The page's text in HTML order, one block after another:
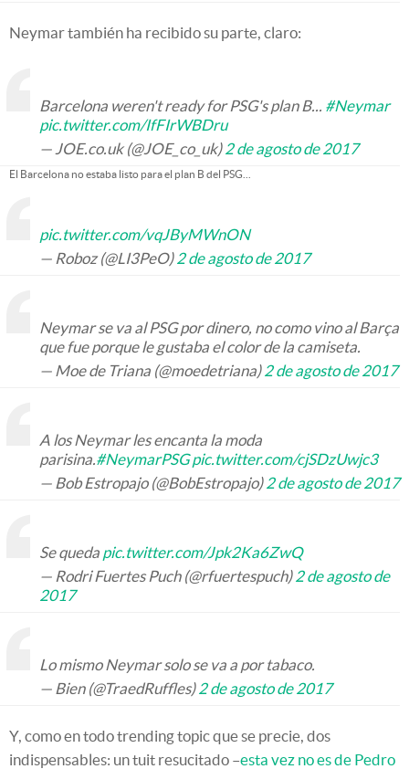
Neymar también ha recibido su parte, claro:
Barcelona weren't ready for PSG's plan B... #Neymar
pic.twitter.com/IfFIrWBDru
— JOE.co.uk (@JOE_co_uk)2 de agosto de 2017
El Barcelona no estaba listo para el plan B del PSG...
pic.twitter.com/vqJByMWnON
— Roboz (@LI3PeO)2 de agosto de 2017
Neymar se va al PSG por dinero, no como vino al Barça
que fue porque le gustaba el color de la camiseta.
— Moe de Triana (@moedetriana)2 de agosto de 2017
A los Neymar les encanta la moda
parisina.#NeymarPSG pic.twitter.com/cjSDzUwjc3
— Bob Estropajo (@BobEstropajo)2 de agosto de 2017
Se queda pic.twitter.com/Jpk2Ka6ZwQ
— Rodri Fuertes Puch (@rfuertespuch)2 de agosto de
2017
Lo mismo Neymar solo se va a por tabaco.
— Bien (@TraedRuffles)2 de agosto de 2017
Y, como en todo trending topic que se precie, dos
indispensables: un tuit resucitado –esta vez no es de Pedro